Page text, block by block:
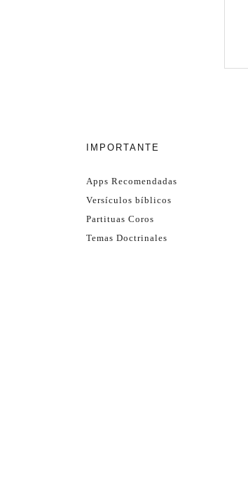
IMPORTANTE
Apps Recomendadas
Versículos bíblicos
Partituas Coros
Temas Doctrinales